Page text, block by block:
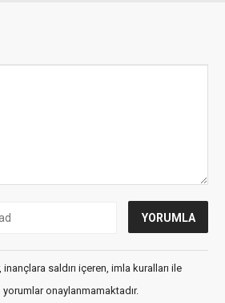
saldırı içeren, imla kuralları ile
yorumlar onaylanmamaktadır.